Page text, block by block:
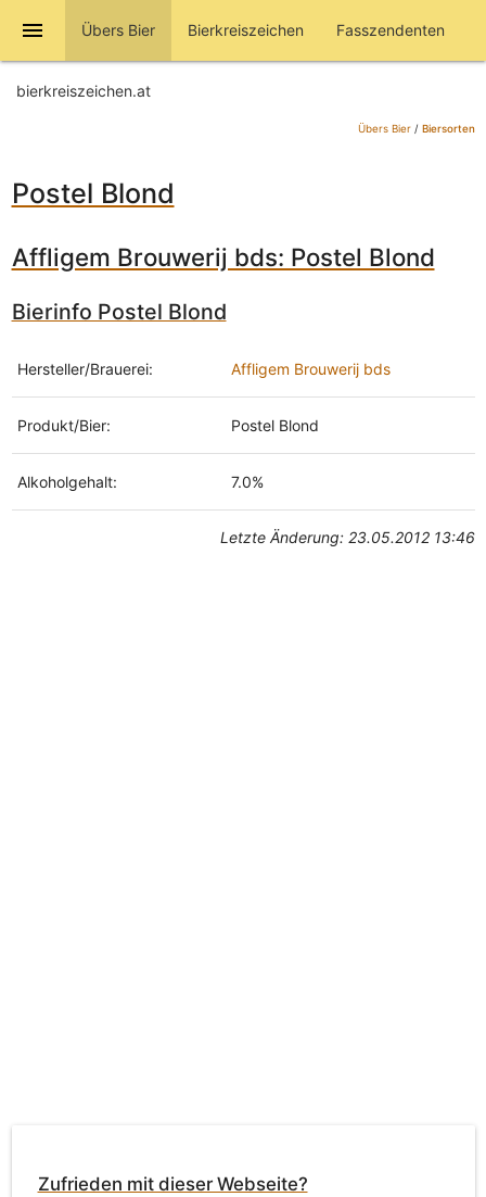
menu Übers Bier Bierkreiszeichen Fasszendenten
bierkreiszeichen.at
Übers Bier/ Biersorten
Postel Blond
Affligem Brouwerij bds: Postel Blond
Bierinfo Postel Blond
Hersteller/Brauerei: Affligem Brouwerij bds
Produkt/Bier: Postel Blond
Alkoholgehalt: 7.0%
Letzte Änderung: 23.05.2012 13:46
Zufrieden mit dieser Webseite?